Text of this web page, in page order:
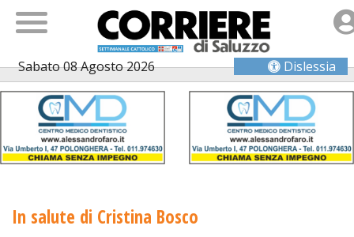
Sabato 08 Agosto 2026 Dislessia
In salute di Cristina Bosco